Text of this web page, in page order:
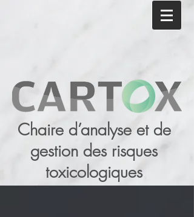
Chaire d’analyse et de
gestion des risques
toxicologiques